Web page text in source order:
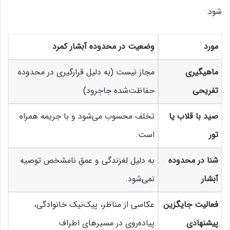
شود.
مورد
وضعیت در محدوده آبشار کمرد
ماهیگیری
تفریحی
مجاز نیست (به دلیل قرارگیری در محدوده
حفاظت‌شده جاجرود)
صید با قلاب یا
تور
تخلف محسوب می‌شود و با جریمه همراه
است.
شنا در محدوده
آبشار
به دلیل لغزندگی و عمق نامشخص توصیه
نمی‌شود.
فعالیت جایگزین
پیشنهادی
عکاسی از مناظر، پیک‌نیک خانوادگی،
پیاده‌روی در مسیرهای اطراف